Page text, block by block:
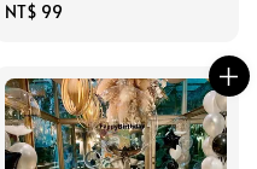
Regular
NT$ 99